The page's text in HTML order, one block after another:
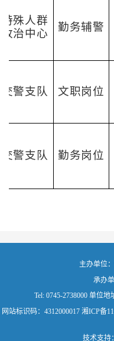
特殊人群
收治中心
勤务辅警
交警支队 文职岗位
交警支队 勤务岗位
主办单位
承办
Tel: 0745-2738000 单位
网站标识码：4312000017 湘ICP备
技术支持